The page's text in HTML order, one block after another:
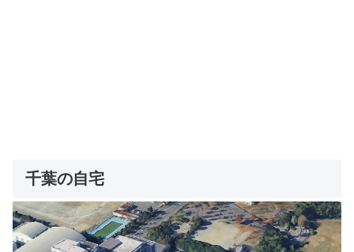
千葉の自宅